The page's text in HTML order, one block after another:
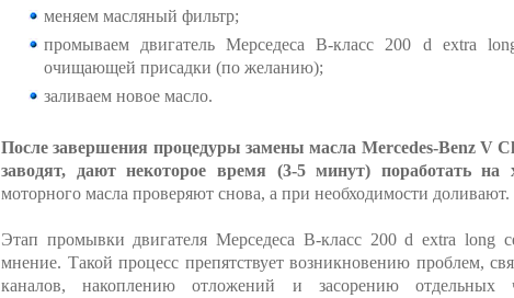
меняем масляный фильтр;
промываем двигатель Мерседеса В-класс 200 d extra
очищающей присадки (по желанию);
заливаем новое масло.
После завершения процедуры замены масла Mercedes-Benz V
заводят, дают некоторое время (3-5 минут) поработать на
моторного масла проверяют снова, а при необходимости доливают.
Этап промывки двигателя Мерседеса В-класс 200 d extra long
мнение. Такой процесс препятствует возникновению проблем,
каналов, накоплению отложений и засорению